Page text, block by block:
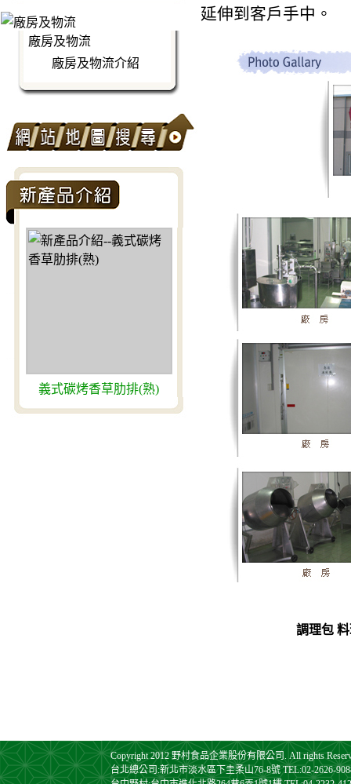
廠房及物流
廠房及物流介紹
義式碳烤香草肋排(熟)
延伸到客戶手中。
調理包
Copyright 2012 野村食品企業股份有限公司. All rights
台北總公司:新北市淡水區下圭柔山76-8號 TEL:02-2626-